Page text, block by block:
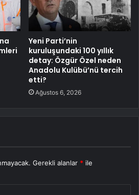
Yeni Parti’nin
kuruluşundaki 100 yıllık
detay: Özgür Özel neden
Anadolu Kulübü’nü tercih
etti?
Ağustos 6, 2026
Gerekli alanlar * ile